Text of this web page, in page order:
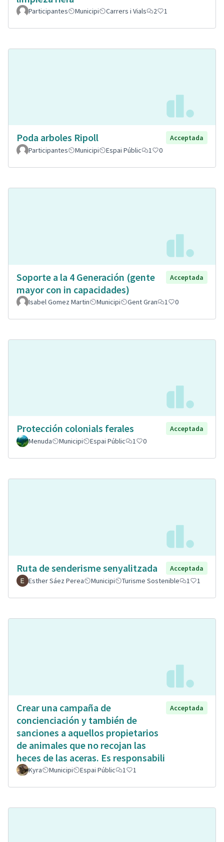
Participantes Municipi Carrers i Vials 2 1
Poda arboles Ripoll
Acceptada
Participantes
Municipi Espai Públic 1 0
Soporte a la 4 Generación (gente
mayor con in capacidades)
Acceptada
Isabel Gomez Martin Municipi Gent Gran 1 0
Protección colonials ferales
Acceptada
Menuda
Municipi Espai Públic 1 0
Ruta de senderisme senyalitzada
Acceptada
Esther Sáez Perea
Municipi Turisme Sostenible 1 1
Crear una campaña de
concienciación y también de
sanciones a aquellos propietarios
de animales que no recojan las
heces de las aceras. Es responsabili
Acceptada
Kyra Municipi Espai Públic 1 1